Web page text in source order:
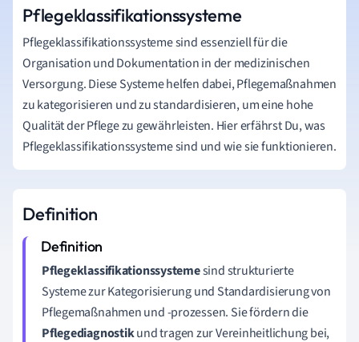
Pflegeklassifikationssysteme
Pflegeklassifikationssysteme sind essenziell für die
Organisation und Dokumentation in der medizinischen
Versorgung. Diese Systeme helfen dabei, Pflegemaßnahmen
zu kategorisieren und zu standardisieren, um eine hohe
Qualität der Pflege zu gewährleisten. Hier erfährst Du, was
Pflegeklassifikationssysteme sind und wie sie funktionieren.
Definition
Pflegeklassifikationssystemesind strukturierte
Systeme zur Kategorisierung und Standardisierung von
Pflegemaßnahmen und -prozessen. Sie fördern die
Pflegediagnostikund tragen zur Vereinheitlichung bei,